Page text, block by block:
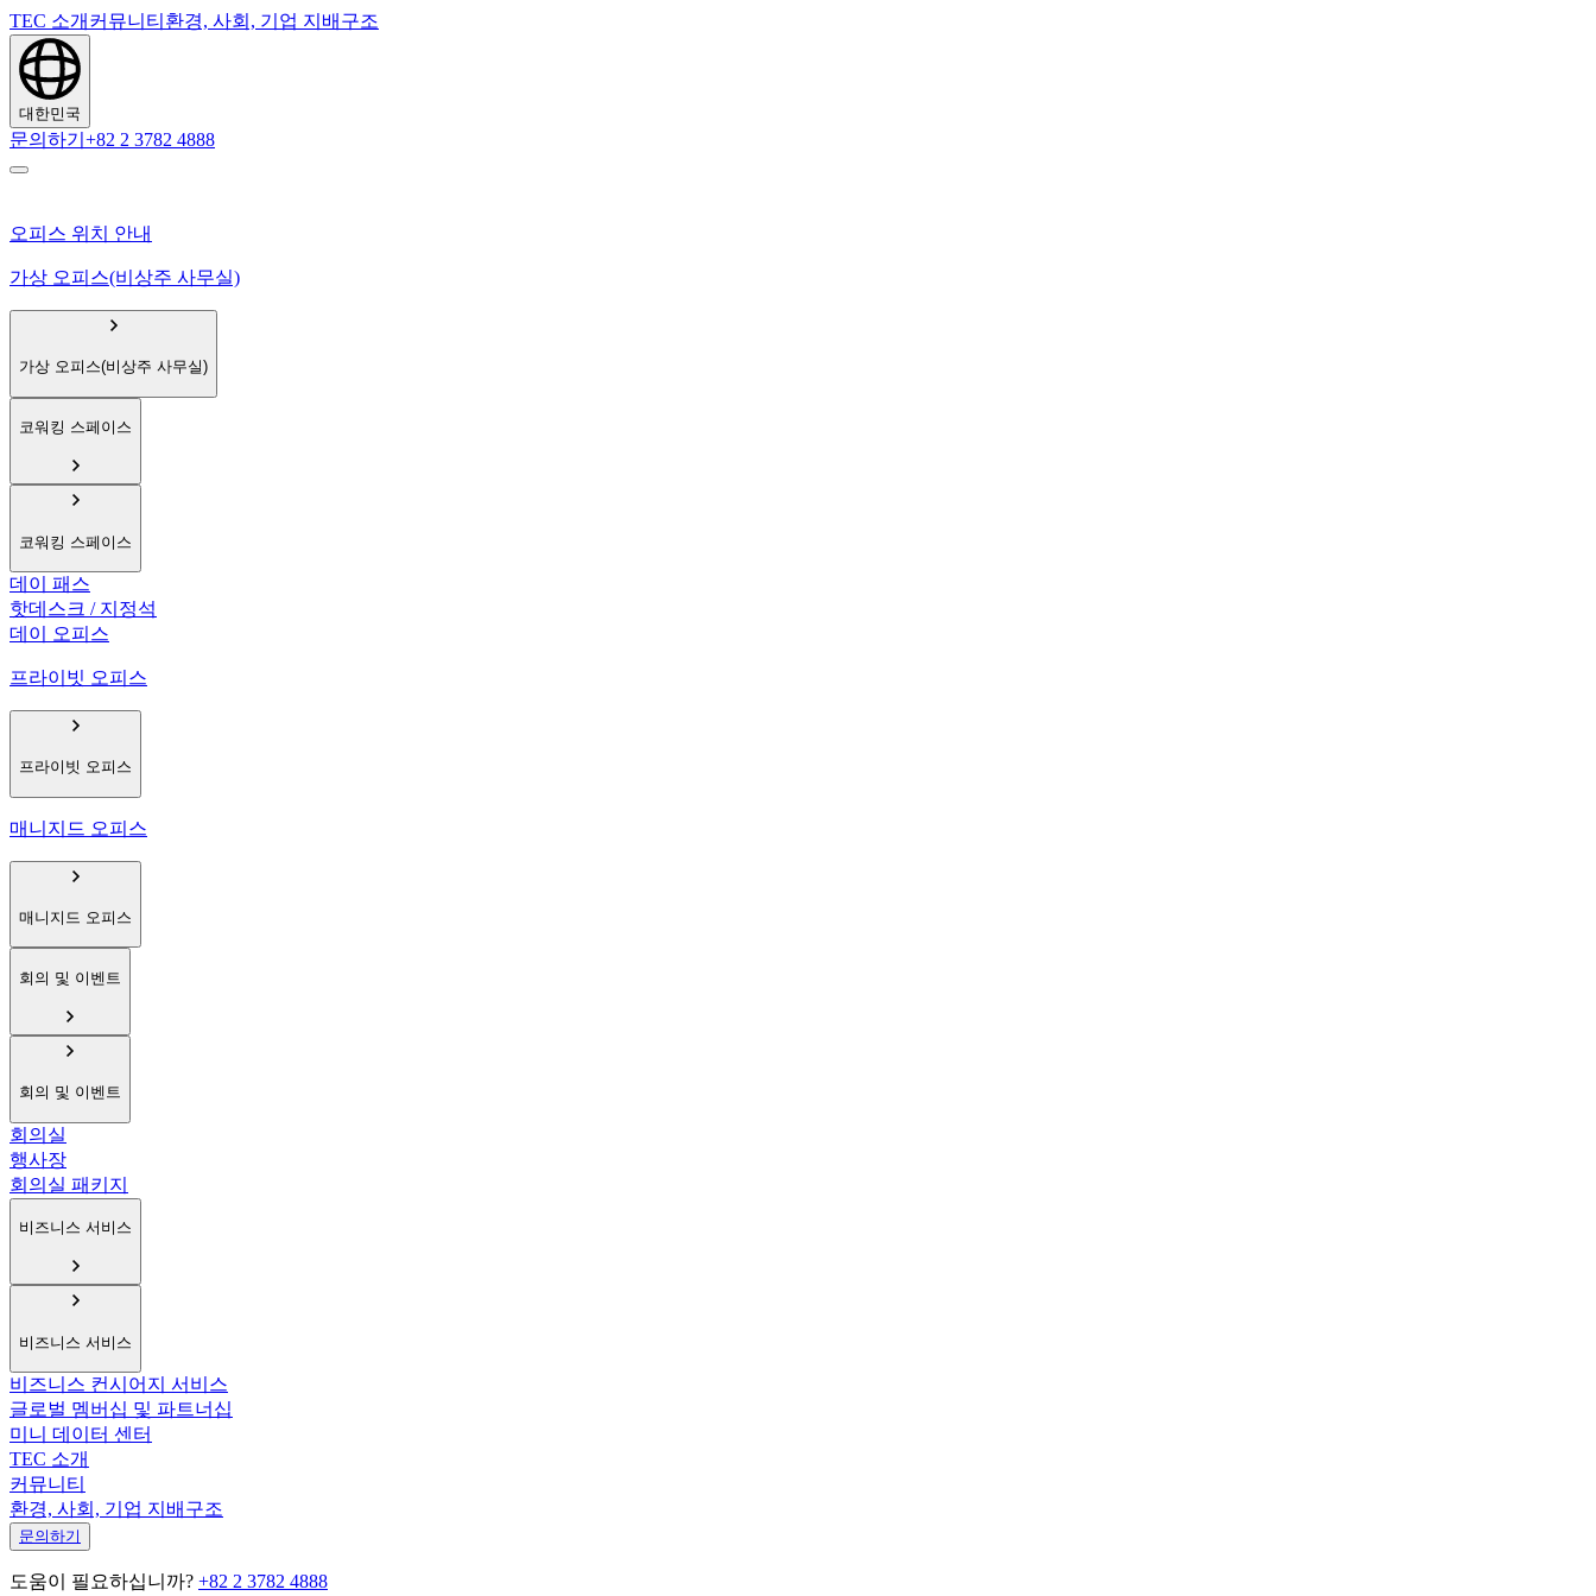
TEC 소개 커뮤니티 환경, 사회, 기업 지배구조
대한민국
문의하기 +82 2 3782 4888
오피스 위치 안내
가상 오피스(비상주 사무실)
가상 오피스(비상주 사무실)
코워킹 스페이스
코워킹 스페이스
데이 패스
핫데스크 / 지정석
데이 오피스
프라이빗 오피스
프라이빗 오피스
매니지드 오피스
매니지드 오피스
회의 및 이벤트
회의 및 이벤트
회의실
행사장
회의실 패키지
비즈니스 서비스
비즈니스 서비스
비즈니스 컨시어지 서비스
글로벌 멤버십 및 파트너십
미니 데이터 센터
TEC 소개
커뮤니티
환경, 사회, 기업 지배구조
문의하기
도움이 필요하십니까? +82 2 3782 4888